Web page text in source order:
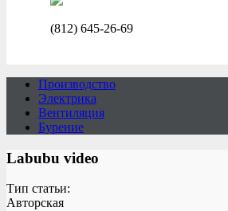
(812) 645-26-69
Производство
Электрика
Вентиляция
Бурение
Labubu video
Тип статьи:
Авторская